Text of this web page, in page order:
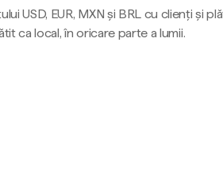
USD, EUR, MXN și BRL cu clienți și
ca local, în oricare parte a lumii.